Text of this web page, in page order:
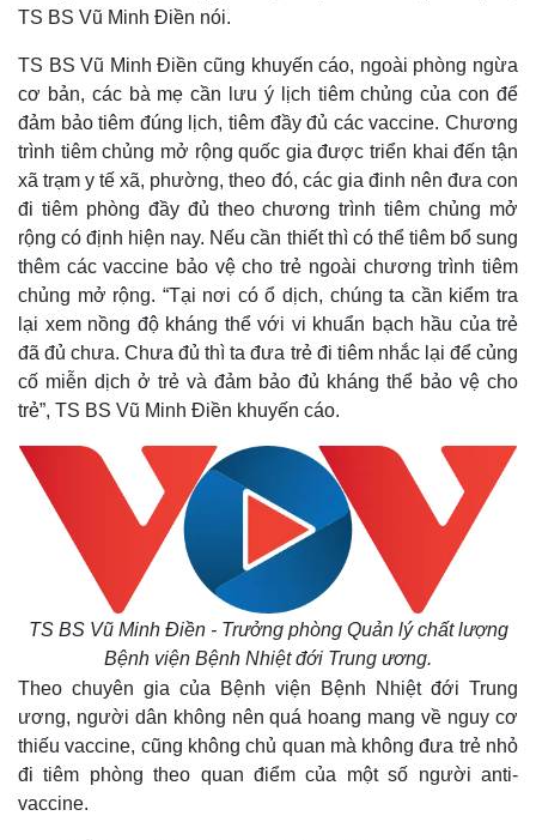
TS BS Vũ Minh Điền nói.
TS BS Vũ Minh Điền cũng khuyến cáo, ngoài phòng ngừa
cơ bản, các bà mẹ cần lưu ý lịch tiêm chủng của con để
đảm bảo tiêm đúng lịch, tiêm đầy đủ các vaccine. Chương
trình tiêm chủng mở rộng quốc gia được triển khai đến tận
xã trạm y tế xã, phường, theo đó, các gia đinh nên đưa con
đi tiêm phòng đầy đủ theo chương trình tiêm chủng mở
rộng có định hiện nay. Nếu cần thiết thì có thể tiêm bổ sung
thêm các vaccine bảo vệ cho trẻ ngoài chương trình tiêm
chủng mở rộng. “Tại nơi có ổ dịch, chúng ta cần kiểm tra
lại xem nồng độ kháng thể với vi khuẩn bạch hầu của trẻ
đã đủ chưa. Chưa đủ thì ta đưa trẻ đi tiêm nhắc lại để củng
cố miễn dịch ở trẻ và đảm bảo đủ kháng thể bảo vệ cho
trẻ”, TS BS Vũ Minh Điền khuyến cáo.
TS BS Vũ Minh Điền - Trưởng phòng Quản lý chất lượng
Bệnh viện Bệnh Nhiệt đới Trung ương.
Theo chuyên gia của Bệnh viện Bệnh Nhiệt đới Trung
ương, người dân không nên quá hoang mang về nguy cơ
thiếu vaccine, cũng không chủ quan mà không đưa trẻ nhỏ
đi tiêm phòng theo quan điểm của một số người anti-
vaccine.